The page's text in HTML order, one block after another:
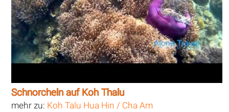
Schnorcheln auf Koh Thalu
mehr zu: Koh Talu Hua Hin / Cha Am